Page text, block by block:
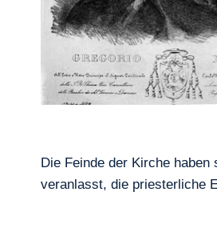
Die Feinde der Kirche
veranlasst, die priesterliche